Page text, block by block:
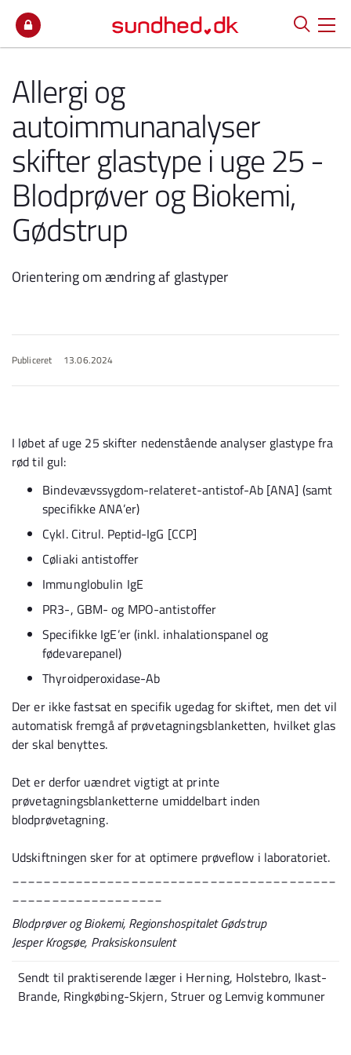
Allergi og
autoimmunanalyser
skifter glastype i uge 25 -
Blodprøver og Biokemi,
Gødstrup
Orientering om ændring af glastyper
Publiceret 13.06.2024
I løbet af uge 25 skifter nedenstående analyser glastype fra
rød til gul:
Bindevævssygdom-relateret-antistof-Ab [ANA] (samt
specifikke ANA’er)
Cykl. Citrul. Peptid-IgG [CCP]
Cøliaki antistoffer
Immunglobulin IgE
PR3-, GBM- og MPO-antistoffer
Specifikke IgE’er (inkl. inhalationspanel og
fødevarepanel)
Thyroidperoxidase-Ab
Der er ikke fastsat en specifik ugedag for skiftet, men det vil
automatisk fremgå af prøvetagningsblanketten, hvilket glas
der skal benyttes.
Det er derfor uændret vigtigt at printe
prøvetagningsblanketterne umiddelbart inden
blodprøvetagning.
Udskiftningen sker for at optimere prøveflow i laboratoriet.
Blodprøver og Biokemi, Regionshospitalet Gødstrup
Jesper Krogsøe, Praksiskonsulent
Sendt til praktiserende læger i Herning, Holstebro, Ikast-
Brande, Ringkøbing-Skjern, Struer og Lemvig kommuner